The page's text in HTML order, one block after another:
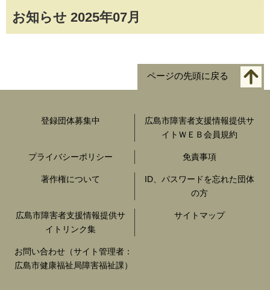
お知らせ 2025年07月
ページの先頭に戻る
登録団体募集中
広島市障害者支援情報提供サ
イトＷＥＢ会員規約
プライバシーポリシー 免責事項
著作権について
ID、パスワードを忘れた団体
の方
広島市障害者支援情報提供サ
イトリンク集
サイトマップ
お問い合わせ（サイト管理者：
広島市健康福祉局障害福祉課）